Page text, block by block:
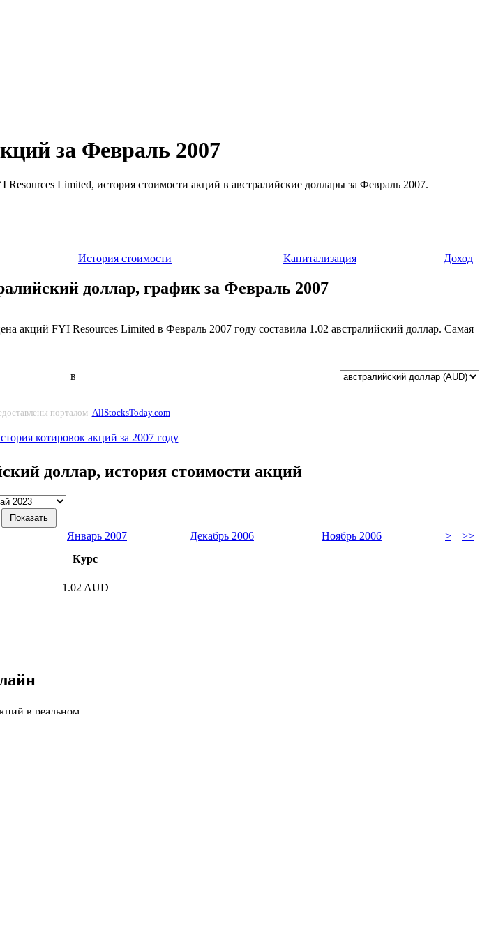
за Февраль 2007
Limited, история стоимости акций в австралийские доллары за Февраль 2007.
История стоимости Капитализация Доход
доллар, график за Февраль 2007
акций FYI Resources Limited в Февраль 2007 году составила 1.02 австралийский доллар. Самая
в
порталом AllStocksToday.com
котировок акций за 2007 году
доллар, история стоимости акций
Январь 2007 Декабрь 2006 Ноябрь 2006 >
>>
Курс
1.02 AUD
в реальном